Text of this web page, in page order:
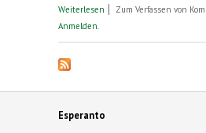
Weiterlesen über Sprache ohne Land.
Zum Verfassen von
Anmelden
Esperanto